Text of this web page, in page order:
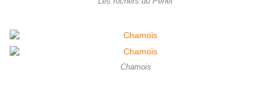
Chamois